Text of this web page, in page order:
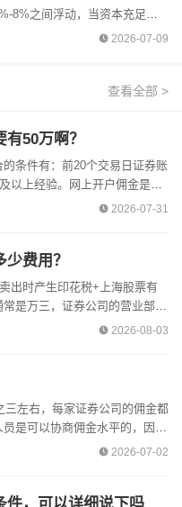
您好，华创证券融资融券利率一般是在6%-8%之间浮动，当资本充足且交易频繁时，融资融券的利率标准往往更低。在两融低利率方面的问题上，客户经理会帮您争取较大的优惠的，多数证券公司仅能在柜...
2026-07-09
查看全部 >
50万啊？
条件有：前20个交易日证券账
以上经验。网上开户佣金是万3
资金量的大小...
2026-07-31
费用？
出时产生印花税+上海股票有
是万三，证券公司的营业部不
建议您在线预约一位线...2026-08-03
左右，每家证券公司的佣金都
是可以协商佣金水平的，因为
个权力，可以很方... 2026-07-02